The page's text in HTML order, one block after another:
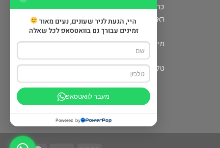
כרמיאל: מעלה כמון 5 קניון חוצות
ראש פינה: דרך הגליל 6 (מתחם שופינה)
מייל:nirwatch@gmail.com
טלפון: 052-679-0113
היי, הגעת לניר שעונים, נעים מאוד
זמינים עבורך גם בוואטסאפ לכל שאלה
מעבר לוואטסאפ
Powered by